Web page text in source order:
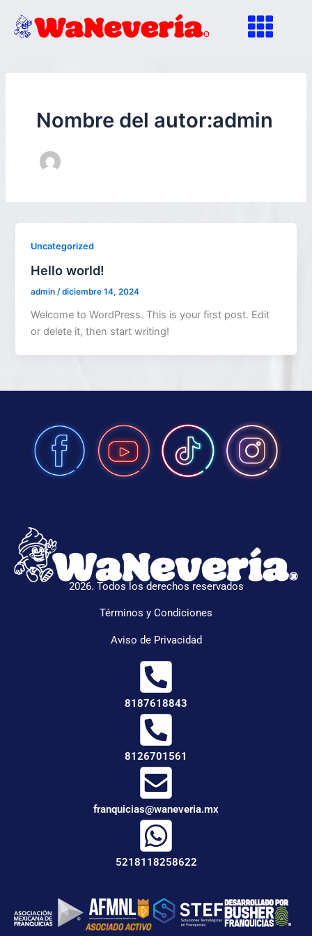
contenido
Nombre del autor:admin
Uncategorized
Hello world!
admin/diciembre 14, 2024
Welcome to WordPress. This is your first post. Edit
or delete it, then start writing!
2026. Todos los derechos reservados
Términos y Condiciones
Aviso de Privacidad
8187618843
8126701561
franquicias@waneveria.mx
5218118258622